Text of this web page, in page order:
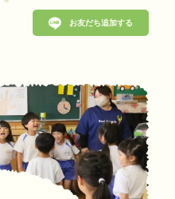
お友だち追加する